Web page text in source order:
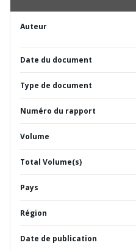
Auteur
Date du document
Type de document
Numéro du rapport
Volume
Total Volume(s)
Pays
Région
Date de publication